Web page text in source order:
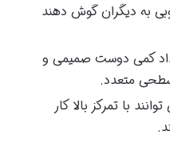
به دیگران گوش دهند
کمی دوست صمیمی و
سطحی متعدد.
با تمرکز بالا کار